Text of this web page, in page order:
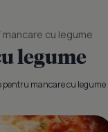
cu legume
legume
pentru mancare cu legume